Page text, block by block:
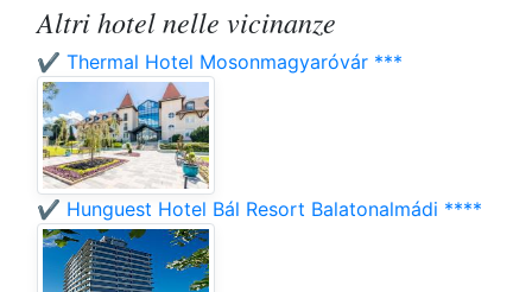
Altri hotel nelle vicinanze
✔️ Thermal Hotel Mosonmagyaróvár ***
✔️ Hunguest Hotel Bál Resort Balatonalmádi ****